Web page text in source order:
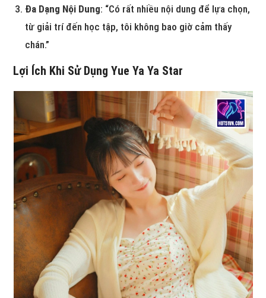
Đa Dạng Nội Dung: “Có rất nhiều nội dung để lựa chọn,
từ giải trí đến học tập, tôi không bao giờ cảm thấy
chán.”
Lợi Ích Khi Sử Dụng Yue Ya Ya Star